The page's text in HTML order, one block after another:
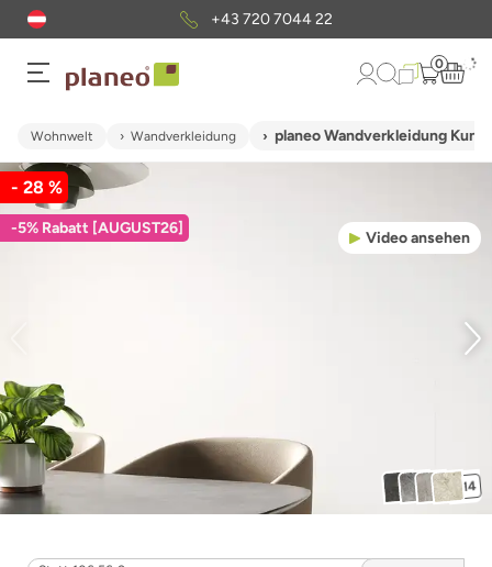
+43 720 7044 22
0
Wohnwelt Wandverkleidung planeo Wandverkleidung
Video ansehen
+14
- 28 %
-5% Rabatt [AUGUST26]